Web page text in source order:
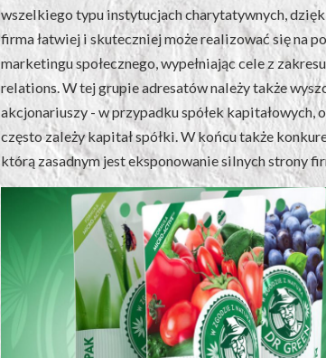
wszelkiego typu instytucjach charytatywnych,
firma łatwiej i skuteczniej może realizować się na
marketingu społecznego, wypełniając cele z
relations. W tej grupie adresatów należy także
akcjonariuszy - w przypadku spółek kapitałowych,
często zależy kapitał spółki. W końcu także
którą zasadnym jest eksponowanie silnych strony